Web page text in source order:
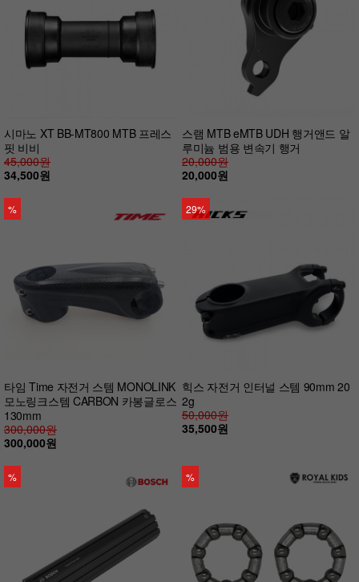
시마노 XT BB-MT800 MTB 프레스
핏 비비
45,000원
34,500원
스램 MTB eMTB UDH 행거앤드 알
루미늄 범용 변속기 행거
20,000원
20,000원
%
타임 Time 자전거 스템 MONOLINK
모노링크스템 CARBON 카봉글로스
130mm
300,000원
300,000원
29%
힉스 자전거 인터널 스템 90mm 20
2g
50,000원
35,500원
% %